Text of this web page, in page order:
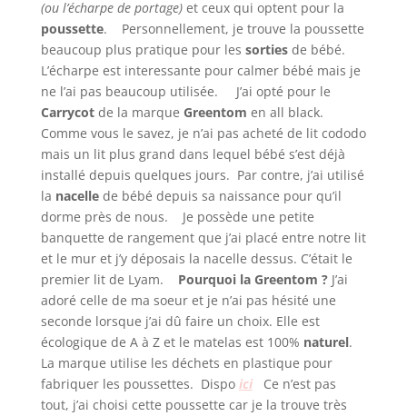
(ou l’écharpe de portage)et ceux qui optent pour la
poussette. Personnellement, je trouve la poussette
beaucoup plus pratique pour les sortiesde bébé.
L’écharpe est interessante pour calmer bébé mais je
ne l’ai pas beaucoup utilisée. J’ai opté pour le
Carrycotde la marque Greentom en all black.
Comme vous le savez, je n’ai pas acheté de lit cododo
mais un lit plus grand dans lequel bébé s’est déjà
installé depuis quelques jours. Par contre, j’ai utilisé
la nacellede bébé depuis sa naissance pour qu’il
dorme près de nous. Je possède une petite
banquette de rangement que j’ai placé entre notre lit
et le mur et j’y déposais la nacelle dessus. C’était le
premier lit de Lyam. Pourquoi la Greentom ?J’ai
adoré celle de ma soeur et je n’ai pas hésité une
seconde lorsque j’ai dû faire un choix. Elle est
écologique de A à Z et le matelas est 100% naturel.
La marque utilise les déchets en plastique pour
fabriquer les poussettes. Dispo iciCe n’est pas
tout, j’ai choisi cette poussette car je la trouve très